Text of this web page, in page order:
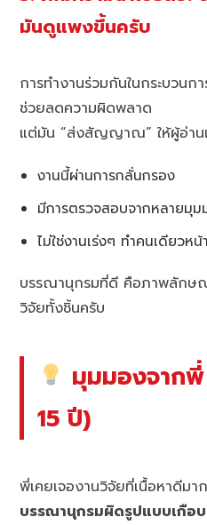
มันดูแพงขึ้นครับ
การทำงานร่วมกันในกระบวน
ช่วยลดความผิดพลาด
แต่มัน “ส่งสัญญาณ” ให้ผู้อ่านแ
งานนี้ผ่านการกลั่นกรอง
มีการตรวจสอบจากหลายมุม
ไม่ใช่งานเร่งๆ ทำคนเดียวห
บรรณานุกรมที่ดี คือภาพลักษ
วิจัยทั้งชิ้นครับ
มุมมองจาก
15 ปี)
พี่เคยเจองานวิจัยที่เนื้อหาดีมา
บรรณานุกรมผิดรูปแบบเกือ